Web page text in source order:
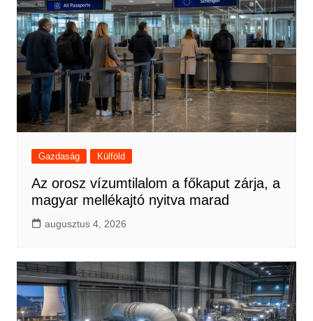
Gazdaság Külföld
Az orosz vízumtilalom a főkaput zárja, a
magyar mellékajtó nyitva marad
augusztus 4, 2026